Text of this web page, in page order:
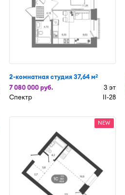
2-комнатная студия 37,64 м2
7 080 000 руб.
3 эт
Спектр
II-28
NEW